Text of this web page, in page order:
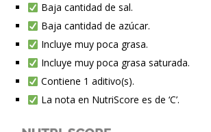
Baja cantidad de sal.
Baja cantidad de azúcar.
Incluye muy poca grasa.
Incluye muy poca grasa saturada.
Contiene 1 aditivo(s).
La nota en NutriScore es de ‘C’.